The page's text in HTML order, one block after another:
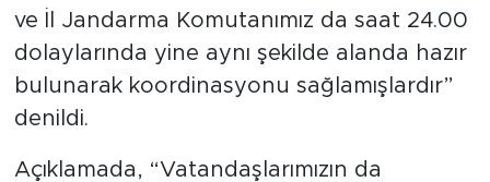
ve İl Jandarma Komutanımız da saat 24.00
dolaylarında yine aynı şekilde alanda hazır
bulunarak koordinasyonu sağlamışlardır”
denildi.
Açıklamada, “Vatandaşlarımızın da